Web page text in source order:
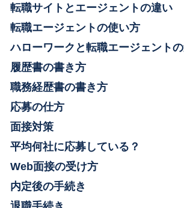
転職サイトとエージェントの違い
転職エージェントの使い方
ハローワークと転職エージェント
履歴書の書き方
職務経歴書の書き方
応募の仕方
面接対策
平均何社に応募している？
Web面接の受け方
内定後の手続き